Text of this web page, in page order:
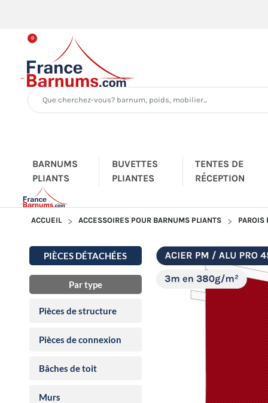
0
BARNUMS
PLIANTS
BUVETTES
PLIANTES
TENTES DE
RÉCEPTION
ACCUEIL ACCESSOIRES POUR BARNUMS PLIANTS PAROIS
PIÈCES DÉTACHÉES
Par type
Pièces de structure
Pièces de connexion
Bâches de toit
Murs